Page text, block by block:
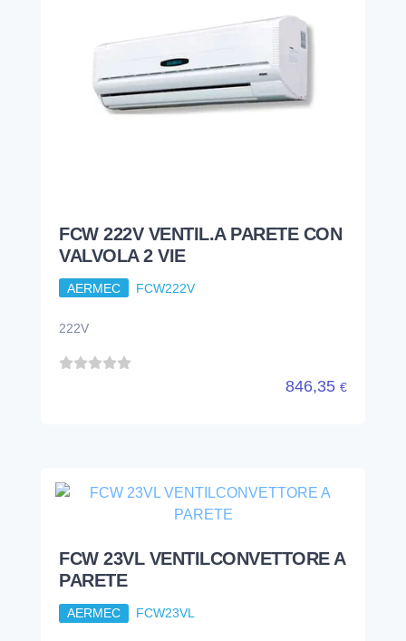
FCW 222V VENTIL.A PARETE CON
VALVOLA 2 VIE
AERMEC FCW222V
222V
846,35 €
FCW 23VL VENTILCONVETTORE A
PARETE
AERMEC FCW23VL